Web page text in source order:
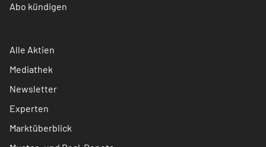
Abo kündigen
Alle Aktien
Mediathek
Newsletter
Experten
Marktüberblick